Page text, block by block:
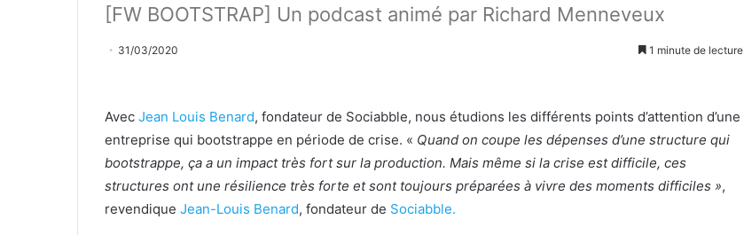
[FW BOOTSTRAP] Un podcast animé par Richard Menneveux
31/03/2020 1 minute de lecture
Avec Jean Louis Benard, fondateur de Sociabble, nous étudions les différents points d’attention d’une
entreprise qui bootstrappe en période de crise. « Quand on coupe les dépenses d’une structure qui
bootstrappe, ça a un impact très fort sur la production. Mais même si la crise est difficile, ces
structures ont une résilience très forte et sont toujours préparées à vivre des moments difficiles »,
revendique Jean-Louis Benard, fondateur de Sociabble.